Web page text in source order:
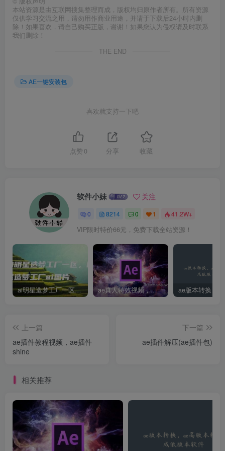
本站资源是由互联网搜集整理而成，版权均归原作者所有。所有资源
仅供学习交流之用，请勿用作商业用途，并请于下载后24小时内删
除！如果喜欢，请自己购买正版，谢谢！如果您认为侵权请及时联系
我们删除！
THE END
AE一键安装包
喜欢就支持一下吧
点赞 0 分享 收藏
软件小妹 关注
0 8214 0 1 41.2W+
VIP限时特价66元，免费下载全站资源！
ai明星造梦工厂一区，明星造梦工厂ai图片 ae真人特效视频，大学生第一次做ppt怎么做
上一篇
ae插件教程视频，ae插件
shine
下一篇
ae插件解压(ae插件包)
相关推荐